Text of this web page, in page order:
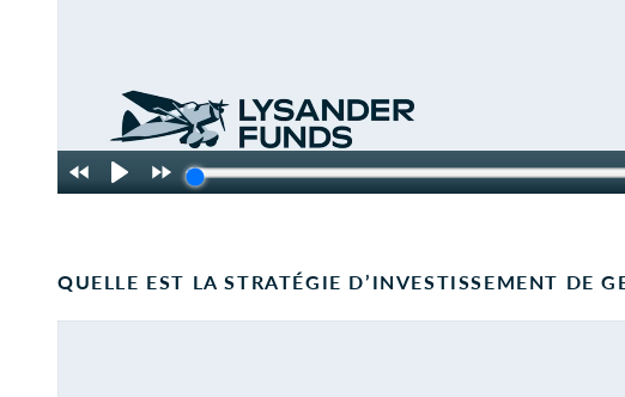
QUELLE EST LA STRATÉGIE D’INVESTISSEMENT DE